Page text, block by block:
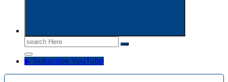
Search
for:
▶ Subscribe YouTube